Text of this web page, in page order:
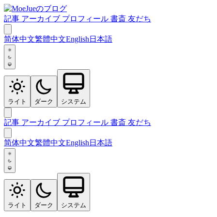
記事 アーカイブ プロフィール 書斎 友だち
简体中文繁體中文English 日本語
ライト ダーク システム
記事 アーカイブ プロフィール 書斎 友だち
简体中文繁體中文English 日本語
ライト ダーク システム